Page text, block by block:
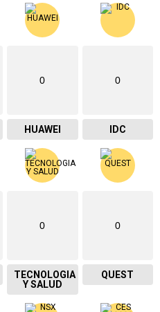
0
HUAWEI
0
IDC
0
TECNOLOGIA
Y SALUD
0
QUEST